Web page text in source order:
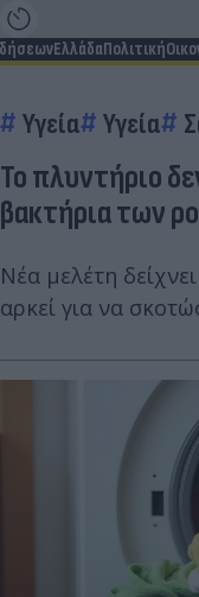
ΕλλάδαΠολιτική
Υγεία Υγεία
Το πλυντήριο
βακτήρια των
Νέα μελέτη
αρκεί για να